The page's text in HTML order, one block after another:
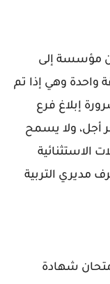
مؤسسة إلى
واحدة وهي إذا تم
إبلاغ فرع
وذلك قبل 31 مارس 2023 كآخر أجل، ولا يسمح
الاستثنائية
مديري التربية
شهادة